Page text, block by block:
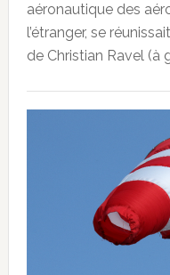
aéronautique des
l’étranger, se
de Christian Ravel (à